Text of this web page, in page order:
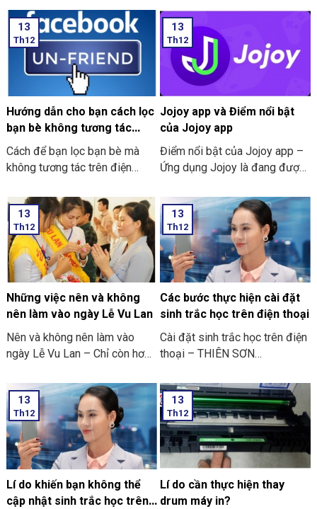
13
Th12
Hướng dẫn cho bạn cách lọc
bạn bè không tương tác
trên Facebook nhanh 2024
Cách để bạn lọc bạn bè mà
không tương tác trên điện
13
Th12
Jojoy app và Điểm nổi bật
của Jojoy app
Điểm nổi bật của Jojoy app –
Ứng dụng Jojoy là đang được
đồng người yêu thích các trò
chơi điện tử ở trên điện thoại
di động.
13
Th12
Những việc nên và không
nên làm vào ngày Lễ Vu Lan
Nên và không nên làm vào
ngày Lễ Vu Lan – Chỉ còn hơn
ngày Vu Lan báo hiếu rồi.
THIÊN SƠN COMPUTER chia
sẻ với bạn về những việc nên
và không nên làm ngày Lễ Vu
Lan nhé.
13
Th12
Các bước thực hiện cài đặt
sinh trắc học trên điện thoại
Cài đặt sinh trắc học trên điện
thoại – THIÊN SƠN
khảo “các bước thực hiện cài
đặt sinh trắc học trên điện
thoại” nhé
13
Th12
Lí do khiến bạn không thể
cập nhật sinh trắc học trên
13
Th12
Lí do cần thực hiện thay
drum máy in?